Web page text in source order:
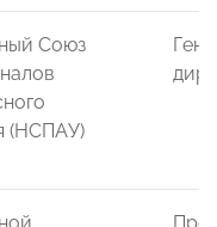
Союз
(НСПАУ)